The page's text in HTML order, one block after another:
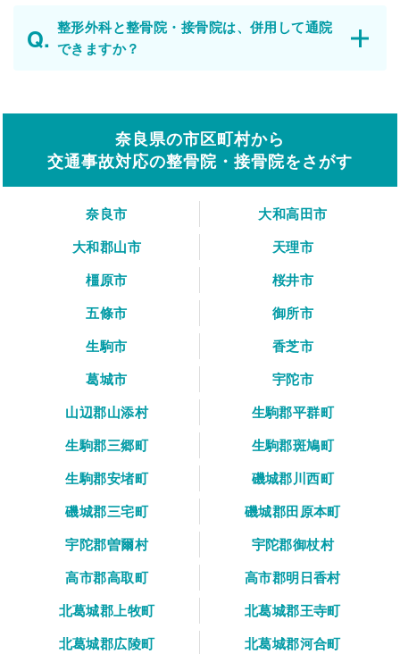
整形外科と整骨院・接骨院は、併用して通院
できますか？
奈良県の市区町村から
交通事故対応の整骨院・接骨院をさがす
奈良市
大和高田市
大和郡山市
天理市
橿原市
桜井市
五條市
御所市
生駒市
香芝市
葛城市
宇陀市
山辺郡山添村
生駒郡平群町
生駒郡三郷町
生駒郡斑鳩町
生駒郡安堵町
磯城郡川西町
磯城郡三宅町
磯城郡田原本町
宇陀郡曽爾村
宇陀郡御杖村
高市郡高取町
高市郡明日香村
北葛城郡上牧町
北葛城郡王寺町
北葛城郡広陵町
北葛城郡河合町